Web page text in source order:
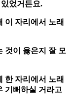
었거든요.
이 자리에서 노래
것이 옳은지 잘 모
한 자리에서 노래
기뻐하실 거라고